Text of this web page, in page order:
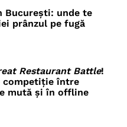
București: unde te
prânzul pe fugă
Restaurant Battle!
competiție între
mută și în offline